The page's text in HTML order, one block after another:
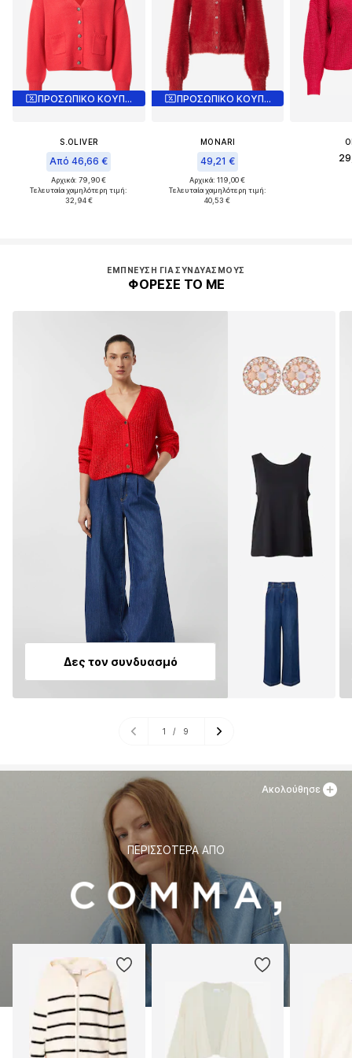
ΠΡΟΣΩΠΙΚΟ ΚΟΥΠΟΝΙ
S.OLIVER
Από 46,66 €
Αρχικά: 79,90 €
Τελευταία χαμηλότερη τιμή:
32,94 €
ΠΡΟΣΩΠΙΚΟ ΚΟΥΠΟΝΙ
MONARI
49,21 €
Αρχικά: 119,00 €
Τελευταία χαμηλότερη τιμή:
40,53 €
ΈΜΠΝΕΥΣΗ ΓΙΑ ΣΥΝΔΥΑΣΜΟΎΣ
ΦΟΡΕΣΕ ΤΟ ΜΕ
Δες τον συνδυασμό
1 / 9
ΠΕΡΙΣΣΌΤΕΡΑ ΑΠΌ
Ακολούθησε